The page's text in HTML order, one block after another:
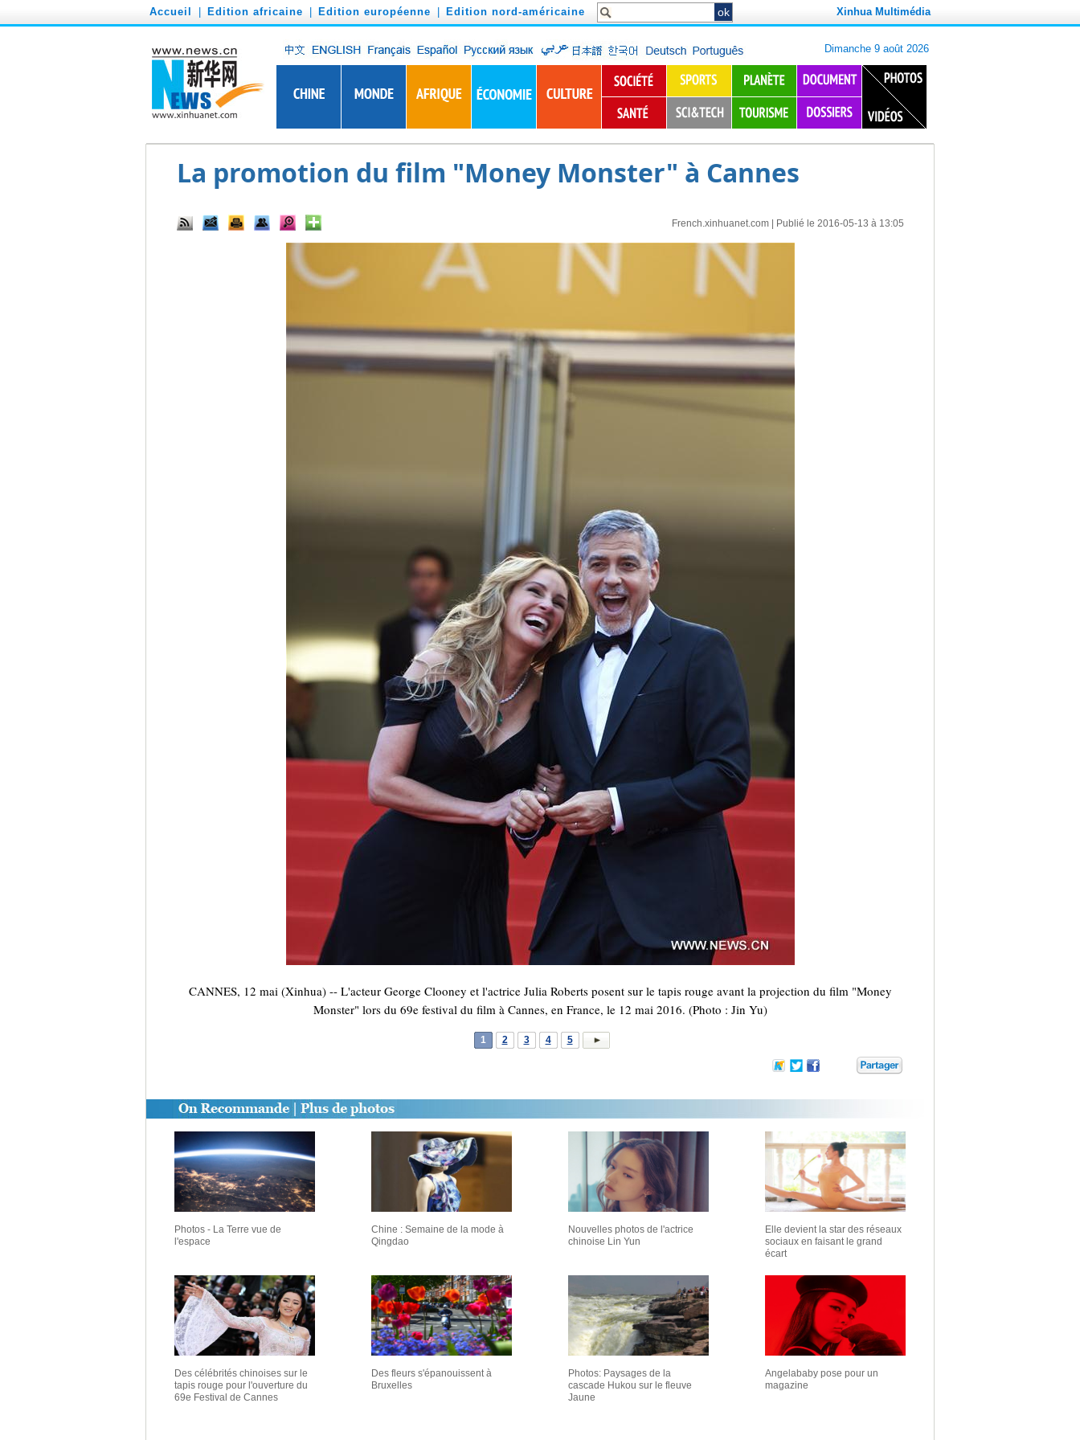
Accueil Edition africaine Edition européenne Edition nord-américaine Xinhua Multimédia
La promotion du film "Money Monster" à Cannes
French.xinhuanet.com| Publié le 2016-05-13 à 13:05
CANNES, 12 mai (Xinhua) -- L'acteur George Clooney et l'actrice Julia Roberts posent sur le tapis rouge avant la projection du film "Money
Monster" lors du 69e festival du film à Cannes, en France, le 12 mai 2016. (Photo : Jin Yu)
1 2 3 4 5
Photos - La Terre vue de
l'espace
Chine : Semaine de la mode à
Qingdao
Nouvelles photos de l'actrice
chinoise Lin Yun
Elle devient la star des réseaux
sociaux en faisant le grand
écart
Des célébrités chinoises sur le
tapis rouge pour l'ouverture du
69e Festival de Cannes
Des fleurs s'épanouissent à
Bruxelles
Photos: Paysages de la
cascade Hukou sur le fleuve
Jaune
Angelababy pose pour un
magazine